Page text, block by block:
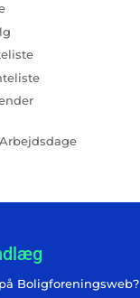
Boligforeningsweb?